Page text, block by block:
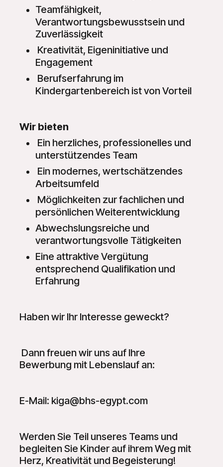
Teamfähigkeit,
Verantwortungsbewusstsein und
Zuverlässigkeit
Kreativität, Eigeninitiative und
Engagement
Berufserfahrung im
Kindergartenbereich ist von Vorteil
Wir bieten
Ein herzliches, professionelles und
unterstützendes Team
Ein modernes, wertschätzendes
Arbeitsumfeld
Möglichkeiten zur fachlichen und
persönlichen Weiterentwicklung
Abwechslungsreiche und
verantwortungsvolle Tätigkeiten
Eine attraktive Vergütung
entsprechend Qualifikation und
Erfahrung
Haben wir Ihr Interesse geweckt?
Dann freuen wir uns auf Ihre
Bewerbung mit Lebenslauf an:
E-Mail: kiga@bhs-egypt.com
Werden Sie Teil unseres Teams und
begleiten Sie Kinder auf ihrem Weg mit
Herz, Kreativität und Begeisterung!